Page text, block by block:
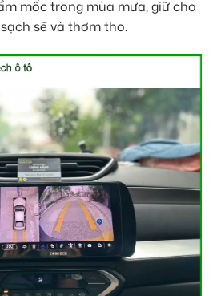
mốc trong mùa mưa, giữ cho
sẽ và thơm tho.